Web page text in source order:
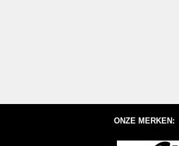
ONZE MERKEN: